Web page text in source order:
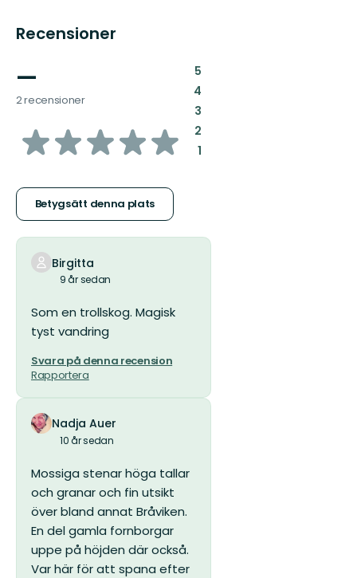
Recensioner
—
2 recensioner
av
stjärnor
Betygsätt denna plats
5:
4:
3:
2:
1:
Birgitta
9 år sedan
Som en trollskog. Magisk
tyst vandring
Svara på denna recension
Rapportera
Nadja Auer
10 år sedan
Mossiga stenar höga tallar
och granar och fin utsikt
över bland annat Bråviken.
En del gamla fornborgar
uppe på höjden där också.
Var här för att spana efter